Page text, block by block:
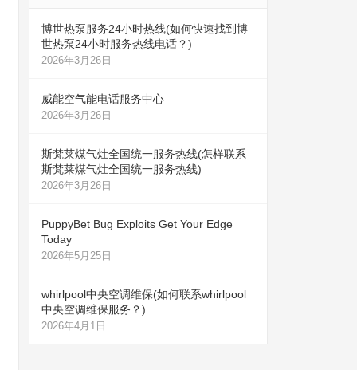
博世热泵服务24小时热线(如何快速找到博
世热泵24小时服务热线电话？)
2026年3月26日
威能空气能电话服务中心
2026年3月26日
斯梵莱煤气灶全国统一服务热线(怎样联系
斯梵莱煤气灶全国统一服务热线)
2026年3月26日
PuppyBet Bug Exploits Get Your Edge
Today
2026年5月25日
whirlpool中央空调维保(如何联系whirlpool
中央空调维保服务？)
2026年4月1日